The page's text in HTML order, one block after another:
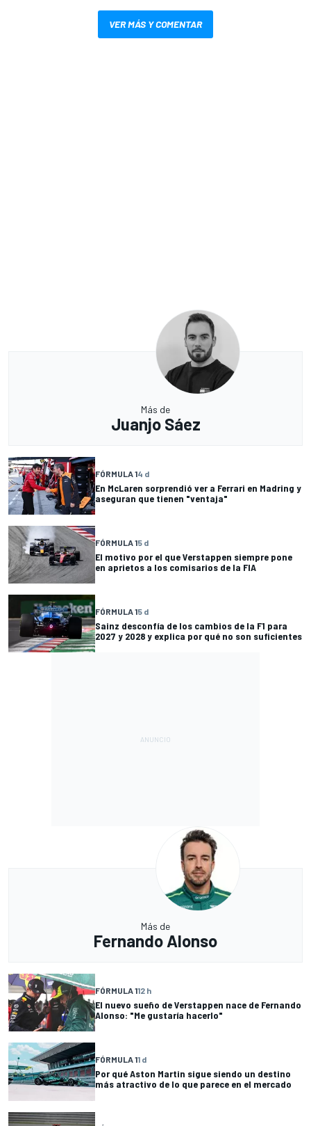
VER MÁS Y COMENTAR
Más de
Juanjo Sáez
FÓRMULA 14 d
En McLaren sorprendió ver a Ferrari en Madring y
aseguran que tienen "ventaja"
FÓRMULA 15 d
El motivo por el que Verstappen siempre pone
en aprietos a los comisarios de la FIA
FÓRMULA 15 d
Sainz desconfía de los cambios de la F1 para
2027 y 2028 y explica por qué no son suficientes
Más de
Fernando Alonso
FÓRMULA 112 h
El nuevo sueño de Verstappen nace de Fernando
Alonso: "Me gustaría hacerlo"
FÓRMULA 11 d
Por qué Aston Martin sigue siendo un destino
más atractivo de lo que parece en el mercado